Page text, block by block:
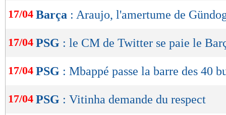
17/04 Barça : Araujo, l'amertume de
17/04 PSG : le CM de Twitter se paie le
17/04 PSG : Mbappé passe la barre des 40
17/04 PSG : Vitinha demande du respect